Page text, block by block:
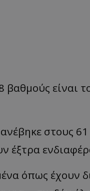
είναι
στους
έξτρα
όπως έχουν